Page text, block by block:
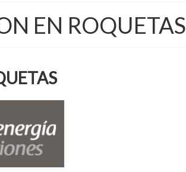
EN ROQUETAS